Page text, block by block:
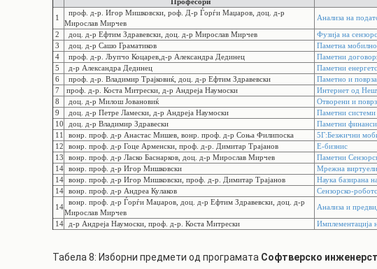
Професори
1
проф. д-р. Игор Мишковски, роф. Д-р Ѓорѓи Маџаров, доц. д-р
Мирослав Мирчев
Анализа на
2 доц. д-р Ефтим Здравевски, доц. д-р Мирослав Мирчев Фузија на
3
доц. д-р Сашо Граматиков Паметна
4
проф. д-р. Љупчо Коцарев,д-р Александра Дединец Паметни
5
д-р Александра Дединец Паметни
6
проф. д-р. Владимир Трајковиќ, доц. д-р Ефтим Здравевски Паметно и
7
проф. д-р. Коста Митрески, д-р Андреја Наумоски Интернет од
8
доц. д-р Милош Јовановиќ Отворени и
9
доц. д-р Петре Ламески, д-р Андреја Наумоски Паметни системи
10
доц. д-р Владимир Здравески Паметни
11
вонр. проф. д-р Анастас Мишев, вонр. проф. д-р Соња Филипоска 5Г:Безжични
12
вонр. проф. д-р Гоце Арменски, проф. д-р. Димитар Трајанов Е-бизнис
13
вонр. проф. д-р Ласко Баснарков, доц. д-р Мирослав Мирчев Паметни
14 вонр. проф. д-р Игор Мишковски Мрежна
14 вонр. проф. д-р Игор Мишковски, проф. д-р. Димитар Трајанов Наука базирана
14 вонр. проф. д-р Андреа Кулаков Сензорско-
14
вонр. проф. д-р Ѓорѓи Маџаров, доц. д-р Ефтим Здравевски, доц. д-р
Мирослав Мирчев
Анализа и
14 д-р Андреја Наумоски, проф. д-р. Коста Митрески Имплементација
Табела 8: Изборни предмети од програмата Софтверско